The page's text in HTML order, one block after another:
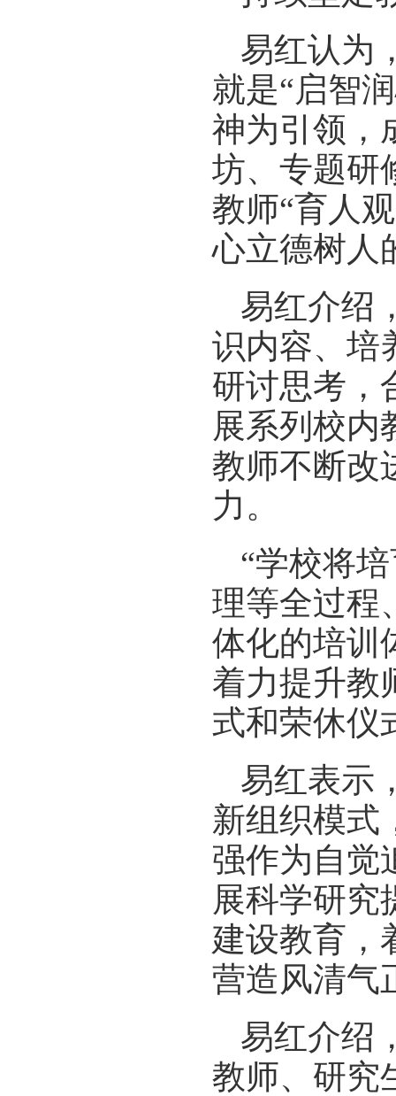
易红认为
就是“启智
神为引领，
坊、专题研
教师“育人
心立德树人
易红介绍
识内容、培
研讨思考，
展系列校内
教师不断改
力。
“学校将
理等全过程
体化的培训
着力提升教
式和荣休仪
易红表示
新组织模式
强作为自觉
展科学研究
建设教育，
营造风清气
易红介绍
教师、研究